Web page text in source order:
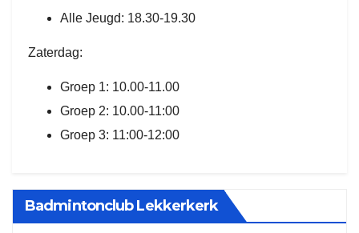
Alle Jeugd: 18.30-19.30
Zaterdag:
Groep 1: 10.00-11.00
Groep 2: 10.00-11:00
Groep 3: 11:00-12:00
Badmintonclub Lekkerkerk